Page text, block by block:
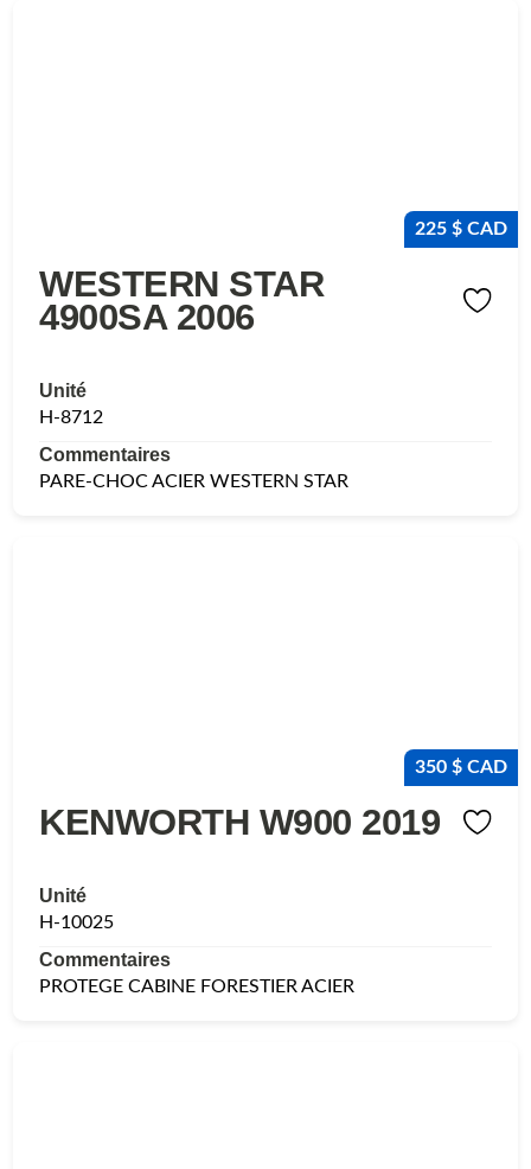
225 $ CAD
WESTERN STAR
4900SA 2006
Unité
H-8712
Commentaires
PARE-CHOC ACIER WESTERN STAR
350 $ CAD
KENWORTH W900 2019
Unité
H-10025
Commentaires
PROTEGE CABINE FORESTIER ACIER